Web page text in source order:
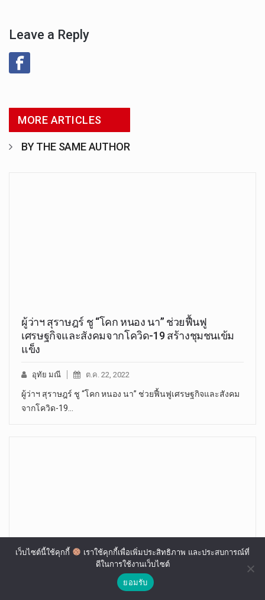
Leave a Reply
MORE ARTICLES
BY THE SAME AUTHOR
ผู้ว่าฯ สุราษฎร์ ชู “โคก หนอง นา” ช่วยฟื้นฟู
เศรษฐกิจและสังคมจากโควิด-19 สร้างชุมชนเข้ม
แข็ง
อุทัย มณี ต.ค. 22, 2022
ผู้ว่าฯ สุราษฎร์ ชู “โคก หนอง นา” ช่วยฟื้นฟูเศรษฐกิจและสังคม
จากโควิด-19…
๒๕ มีนาคม ๖๒ วัดทุ่งเสลี่ยมหล่อพระประธานใน
เว็บไซต์นี้ใช้คุกกี้
เราใช้คุกกี้เพื่อเพิ่มประสิทธิภาพ และประสบการณ์ที่
ดีในการใช้งานเว็บไซต์
ยอมรับ